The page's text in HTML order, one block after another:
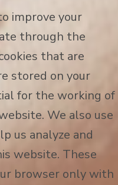
improve your
through the
that are
stored on your
for the working of
We also use
us analyze and
website. These
browser only with